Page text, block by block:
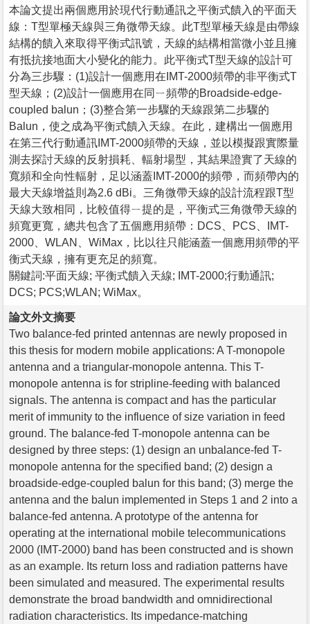
本論文提出兩個應用於現代行動通訊之平衡式饋入的平面天
線：T型單極天線與三角微帶天線。此T型單極天線是由帶線
結構的饋入來取得平衡式訊號，天線的結構相當微小並且擁
有抵抗接地面大小變化的能力。此平衡式T型天線的設計可
分為三步驟：(1)設計一個應用在IMT-2000頻帶的非平衡式T
型天線；(2)設計一個應用在同ㄧ頻帶的Broadside-edge-
coupled balun；(3)整合第一步驟的天線跟第二步驟的
Balun，使之成為平衡式饋入天線。在此，建構出一個應用
在第三代行動通訊IMT-2000頻帶的天線，並以模擬跟實際量
測去探討天線的反射損耗、輻射場型，其結果證實了天線的
寬頻和全向性輻射，足以涵蓋IMT-2000的頻帶，而頻帶內的
最大天線增益則為2.6 dBi。三角微帶天線的設計流程跟T型
天線大致相同，比較值得ㄧ提的是，平衡式三角微帶天線的
頻寬更寬，總共包含了五個應用頻帶：DCS、PCS、IMT-
2000、WLAN、WiMax，比以往只能涵蓋一個應用頻帶的平
衡式天線，擁有更充足的頻寬。
關鍵詞:平面天線; 平衡式饋入天線; IMT-2000;行動通訊;
DCS; PCS;WLAN; WiMax。
論文外文摘要
Two balance-fed printed antennas are newly proposed in
this thesis for modern mobile applications: A T-monopole
antenna and a triangular-monopole antenna. This T-
monopole antenna is for stripline-feeding with balanced
signals. The antenna is compact and has the particular
merit of immunity to the influence of size variation in feed
ground. The balance-fed T-monopole antenna can be
designed by three steps: (1) design an unbalance-fed T-
monopole antenna for the specified band; (2) design a
broadside-edge-coupled balun for this band; (3) merge the
antenna and the balun implemented in Steps 1 and 2 into a
balance-fed antenna. A prototype of the antenna for
operating at the international mobile telecommunications
2000 (IMT-2000) band has been constructed and is shown
as an example. Its return loss and radiation patterns have
been simulated and measured. The experimental results
demonstrate the broad bandwidth and omnidirectional
radiation characteristics. Its impedance-matching